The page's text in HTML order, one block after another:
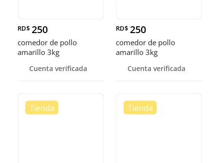
RD$ 250
comedor de pollo
amarillo 3kg
Cuenta verificada
RD$ 250
comedor de pollo
amarillo 3kg
Cuenta verificada